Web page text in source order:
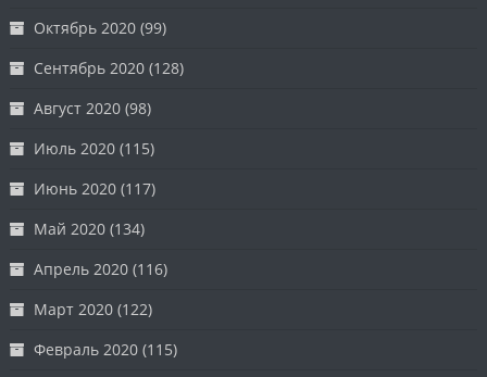
Октябрь 2020 (99)
Сентябрь 2020 (128)
Август 2020 (98)
Июль 2020 (115)
Июнь 2020 (117)
Май 2020 (134)
Апрель 2020 (116)
Март 2020 (122)
Февраль 2020 (115)